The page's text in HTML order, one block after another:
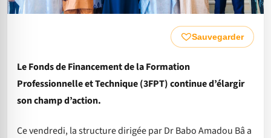
Sauvegarder
Le Fonds de Financement de la Formation
Professionnelle et Technique (3FPT) continue d’élargir
son champ d’action.
Ce vendredi, la structure dirigée par Dr Babo Amadou Bâ a